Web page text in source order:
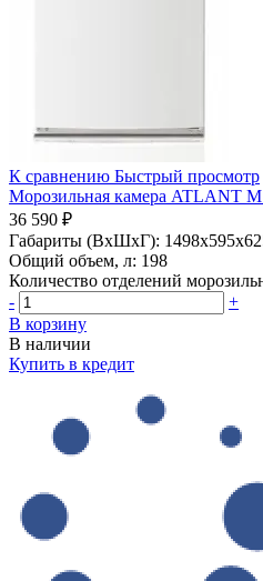
К сравнению Быстрый просмотр
Морозильная камера ATLANT М
36 590 ₽
Габариты (ВхШхГ):
Общий объем, л: 198
Количество отделений
-
+
В корзину
В наличии
Купить в кредит